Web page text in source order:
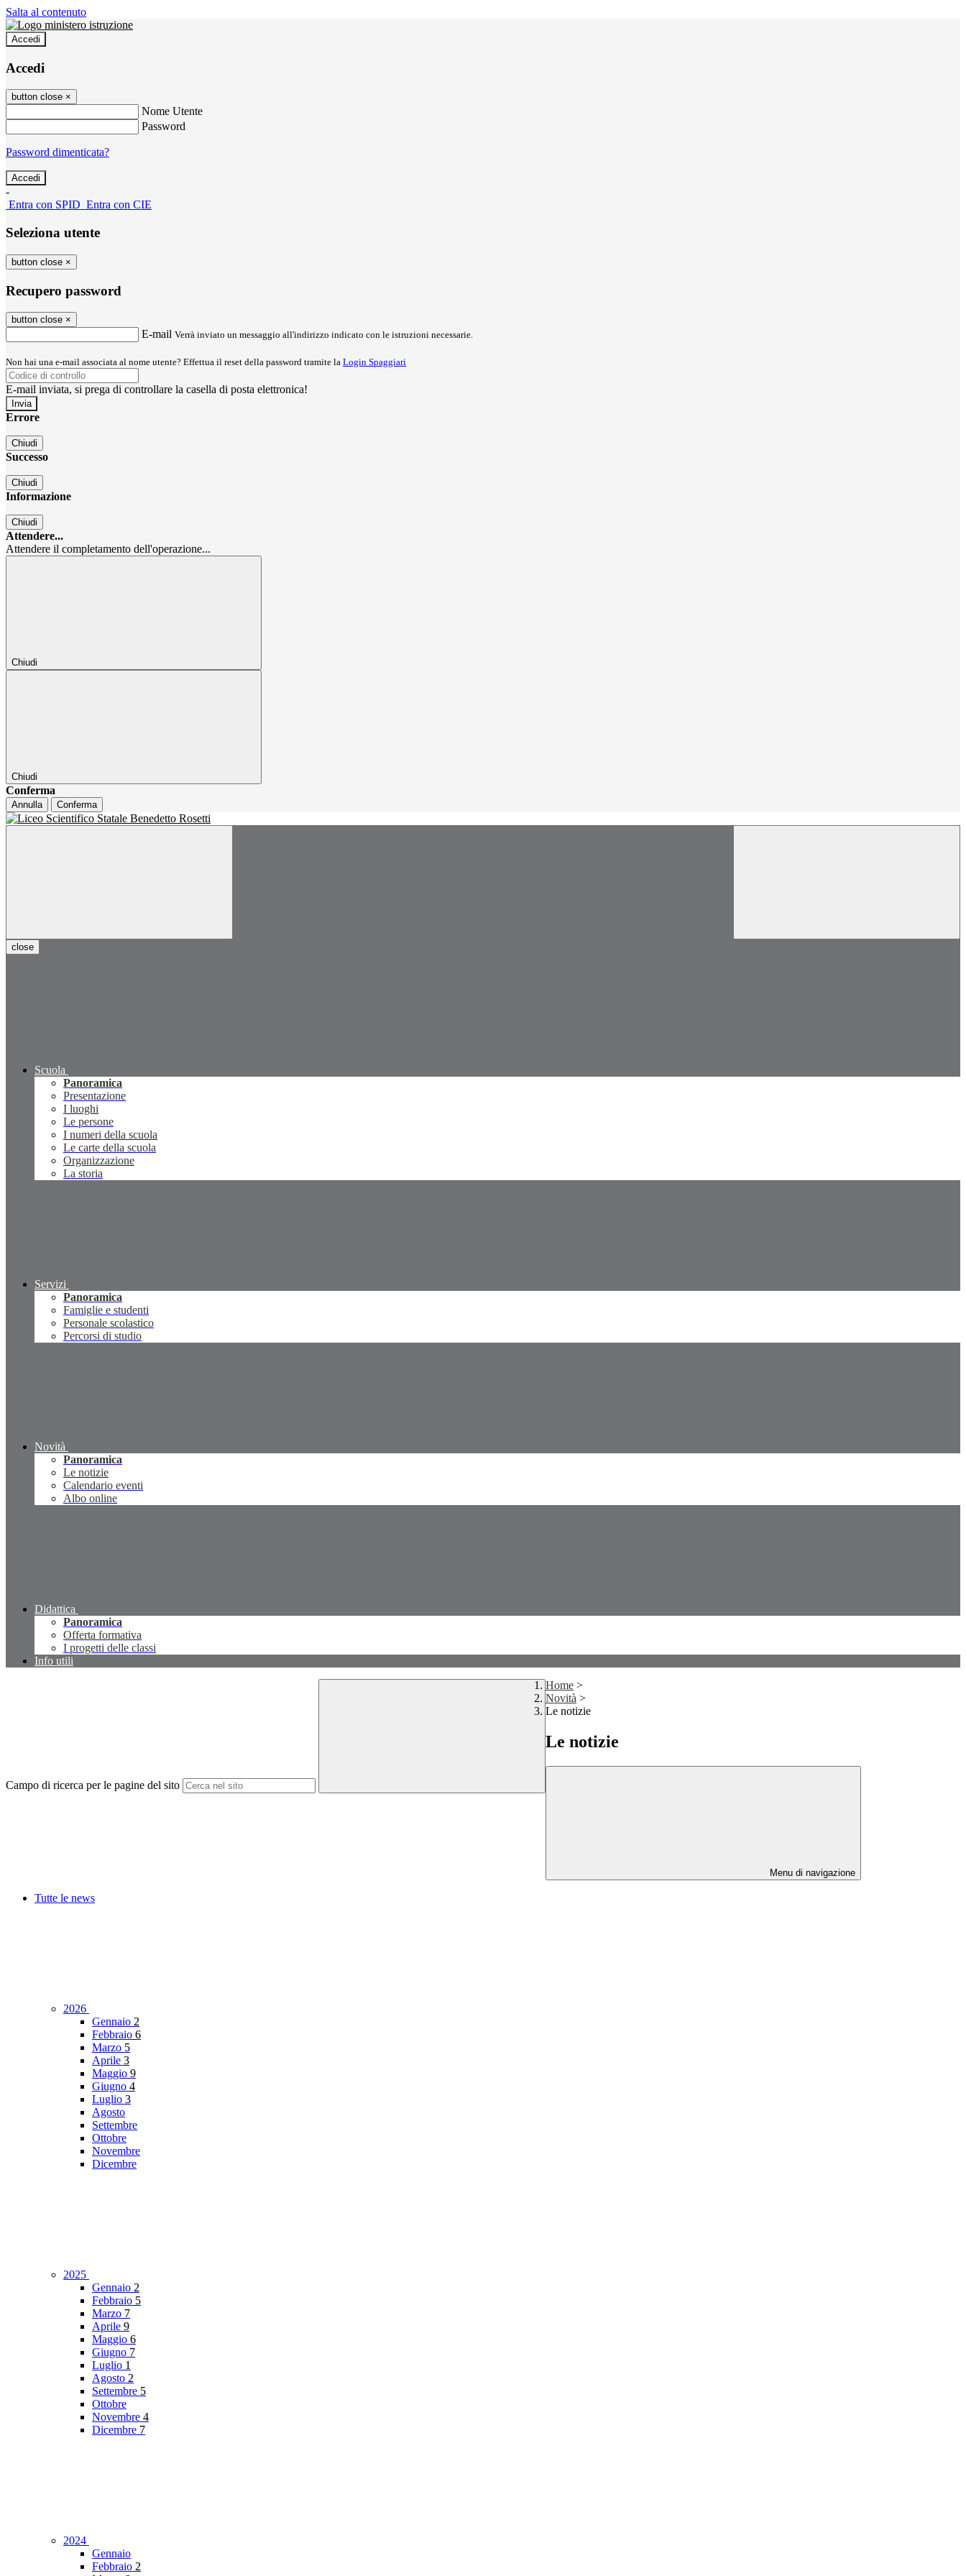
Salta al contenuto
Accedi
Accedi
button close ×
Nome Utente
Password
Password dimenticata?
-
Entra con SPID Entra con CIE
Seleziona utente
button close ×
Recupero password
button close ×
E-mail Verrà inviato un messaggio all'indirizzo indicato con le istruzioni necessarie.
Non hai una e-mail associata al nome utente? Effettua il reset della password tramite la Login Spaggiari
E-mail inviata, si prega di controllare la casella di posta elettronica!
Errore
Chiudi
Successo
Chiudi
Informazione
Chiudi
Attendere...
Attendere il completamento dell'operazione...
Chiudi
Chiudi
Conferma
Annulla Conferma
close
Scuola
Panoramica
Presentazione
I luoghi
Le persone
I numeri della scuola
Le carte della scuola
Organizzazione
La storia
Servizi
Panoramica
Famiglie e studenti
Personale scolastico
Percorsi di studio
Novità
Panoramica
Le notizie
Calendario eventi
Albo online
Didattica
Panoramica
Offerta formativa
I progetti delle classi
Info utili
Campo di ricerca per le pagine del sito
Home >
Novità >
Le notizie
Le notizie
Menu di navigazione
Tutte le news
2026
Gennaio 2
Febbraio 6
Marzo 5
Aprile 3
Maggio 9
Giugno 4
Luglio 3
Agosto
Settembre
Ottobre
Novembre
Dicembre
2025
Gennaio 2
Febbraio 5
Marzo 7
Aprile 9
Maggio 6
Giugno 7
Luglio 1
Agosto 2
Settembre 5
Ottobre
Novembre 4
Dicembre 7
2024
Gennaio
Febbraio 2